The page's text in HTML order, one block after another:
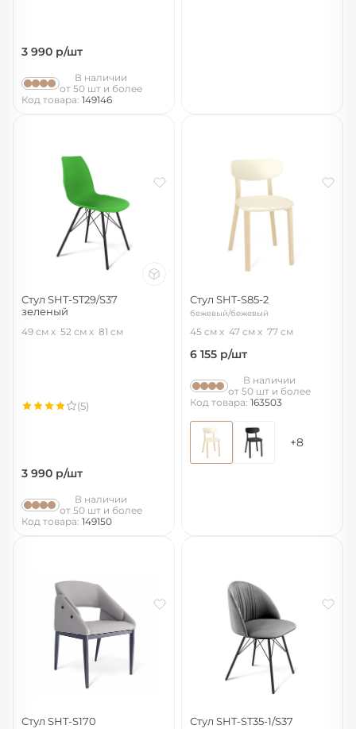
3 990 р/шт
В наличии
от 50 шт и более
Код товара: 149146
Стул SHT-ST29/S37
зеленый
49 см 52 см 81 см
3 990 р/шт
(5)
В наличии
от 50 шт и более
Код товара: 149150
Стул SHT-S85-2
бежевый/бежевый
45 см 47 см 77 см
6 155 р/шт
В наличии
от 50 шт и более
Код товара: 163503
+8
Стул SHT-S170 Стул SHT-ST35-1/S37